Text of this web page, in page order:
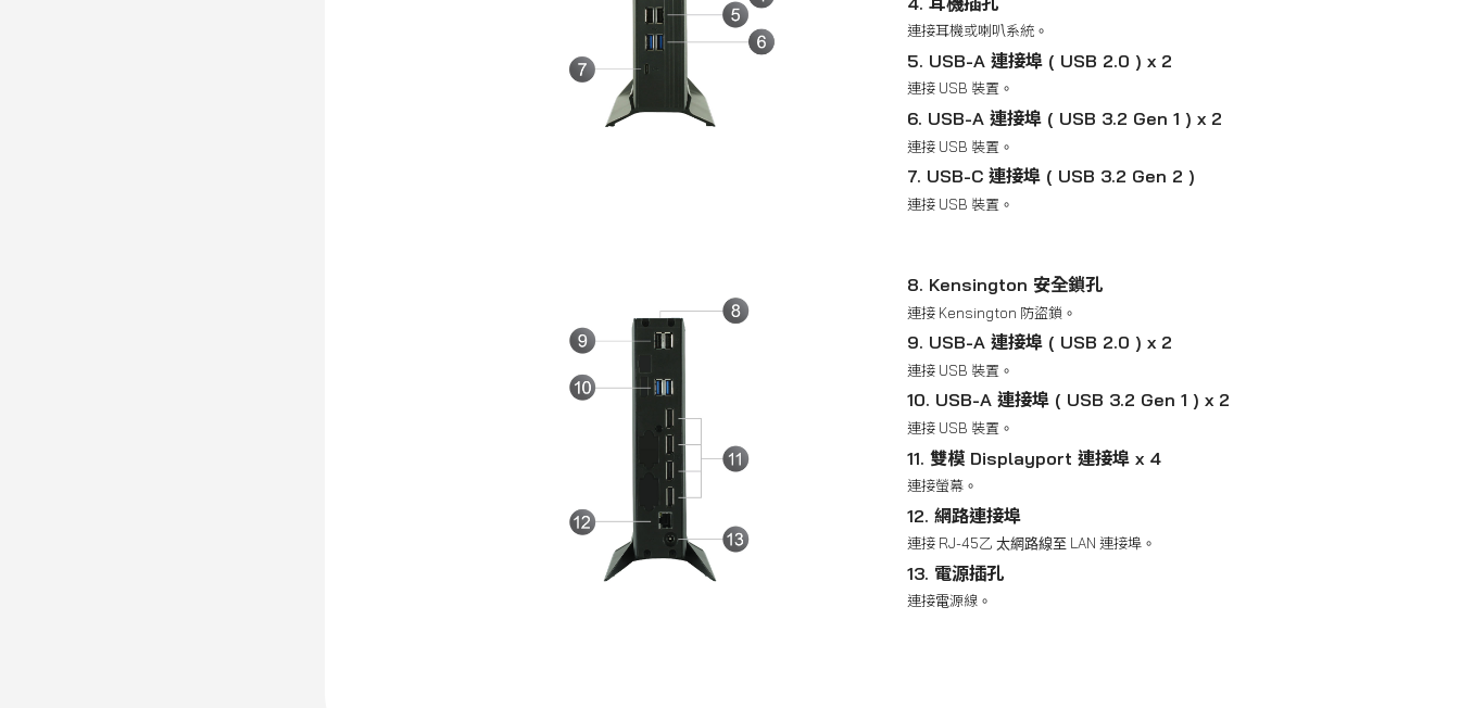
連接耳機或喇叭系統。
5. USB-A 連接埠 ( USB 2.0 ) x 2
連接 USB 裝置。
6. USB-A 連接埠 ( USB 3.2 Gen 1 ) x 2
連接 USB 裝置。
7. USB-C 連接埠 ( USB 3.2 Gen 2 )
連接 USB 裝置。
8. Kensington 安全鎖孔
連接 Kensington 防盜鎖。
9. USB-A 連接埠 ( USB 2.0 ) x 2
連接 USB 裝置。
10. USB-A 連接埠 ( USB 3.2 Gen 1 ) x 2
連接 USB 裝置。
11. 雙模 Displayport 連接埠 x 4
連接螢幕。
12. 網路連接埠
連接 RJ-45乙 太網路線至 LAN 連接埠。
13. 電源插孔
連接電源線。